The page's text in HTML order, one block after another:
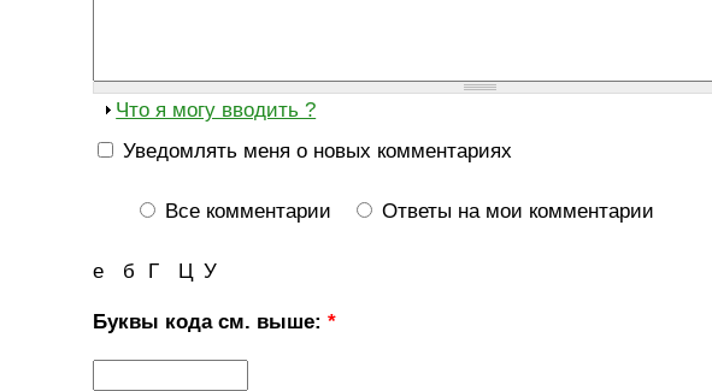
Что я могу вводить ?
Уведомлять меня о новых комментариях
Все комментарии Ответы на мои комментарии
б
е Ц
Г У
Буквы кода см. выше:*